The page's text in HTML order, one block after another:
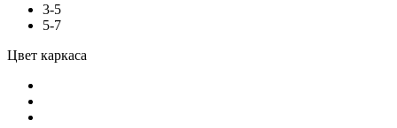
3-5
5-7
Цвет каркаса